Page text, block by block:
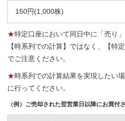
150円(1,000株)
★特定口座において同日中に「売り
【時系列での計算】ではなく、【特
でご注意ください。
★時系列での計算結果を実現したい
に行ってください。
（例）ご売却された翌営業日以降にお買付